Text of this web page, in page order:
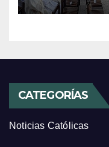
CATEGORÍAS
Noticias Católicas